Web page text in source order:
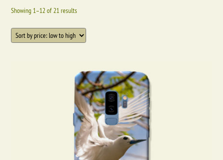
Showing 1–12 of 21 results